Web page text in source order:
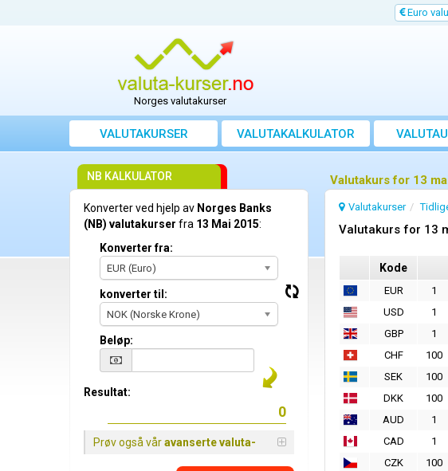
Euro
Norges valutakurser
VALUTAKURSER VALUTAKALKULATOR
Valutakurs for 13
Valutakurser
Valutakurs for 13
Kode
EUR 1
USD
1
GBP
1
CHF
100
SEK
100
DKK
100
AUD
1
CAD
1
CZK
100
NB KALKULATOR
Konverter ved hjelp av Norges Banks
(NB) valutakurser fra 13 Mai 2015:
Konverter fra:
EUR (Euro)
konverter til:
NOK (Norske Krone)
Beløp:
Resultat:
Prøv også våravanserte valuta-